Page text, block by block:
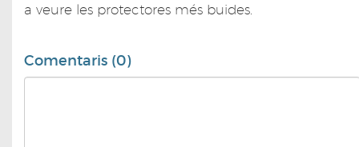
a veure les protectores més buides.
Comentaris (0)